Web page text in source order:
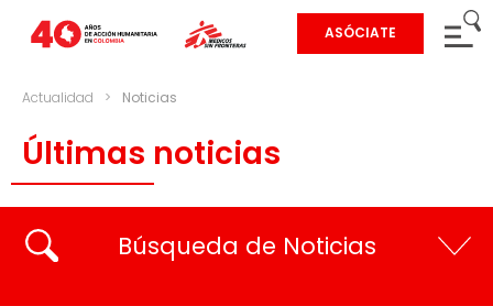
ASÓCIATE
Actualidad > Noticias
Últimas noticias
Búsqueda de Noticias